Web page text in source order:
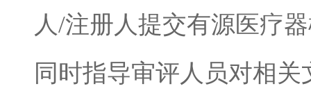
人/注册人提交有源医疗
同时指导审评人员对相